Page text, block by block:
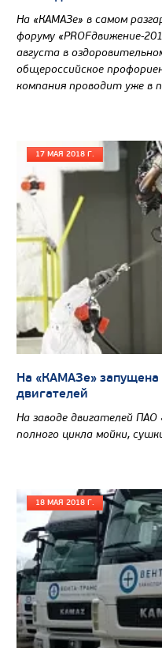
Цена по
Производитель
Экологический
Грузоподъемность,
Вместимость
Направление
На «КАМАЗе» в самом
форуму «PROFдвижение-
августа в
общероссийское
компания проводит уже в
17 МАЯ 2018 Г.
На «КАМАЗе»
двигателей
На заводе двигателей ПАО
полного цикла мойки,
18 МАЯ 2018 Г.